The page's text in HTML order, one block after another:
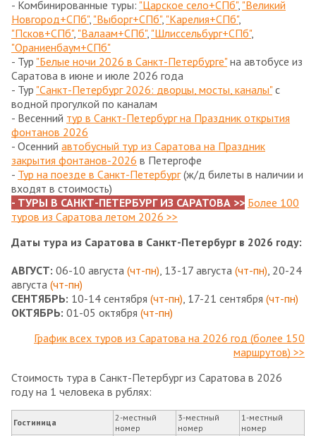
- Комбинированные туры: "Царское село+СПб", "Великий
Новгород+СПб", "Выборг+СПб", "Карелия+СПб",
"Псков+СПб", "Валаам+СПб", "Шлиссельбург+СПб",
"Ораниенбаум+СПб"
- Тур "Белые ночи 2026 в Санкт-Петербурге"на автобусе из
Саратова в июне и июле 2026 года
- Тур "Санкт-Петербург 2026: дворцы, мосты, каналы"с
водной прогулкой по каналам
- Весенний тур в Санкт-Петербург на Праздник открытия
фонтанов 2026
- Осенний автобусный тур из Саратова на Праздник
закрытия фонтанов-2026 в Петергофе
- Тур на поезде в Санкт-Петербург(ж/д билеты в наличии и
входят в стоимость)
- ТУРЫ В САНКТ-ПЕТЕРБУРГ ИЗ САРАТОВА >> Более 100
туров из Саратова летом 2026 >>
Даты тура из Саратова в Санкт-Петербург в 2026 году:
АВГУСТ: 06-10 августа (чт-пн), 13-17 августа (чт-пн), 20-24
августа (чт-пн)
СЕНТЯБРЬ: 10-14 сентября (чт-пн), 17-21 сентября (чт-пн)
ОКТЯБРЬ: 01-05 октября (чт-пн)
График всех туров из Саратова на 2026 год (более 150
маршрутов) >>
Стоимость тура в Санкт-Петербург из Саратова в 2026
году на 1 человека в рублях:
Гостиница
2-местный
номер
3-местный
номер
1-местный
номер